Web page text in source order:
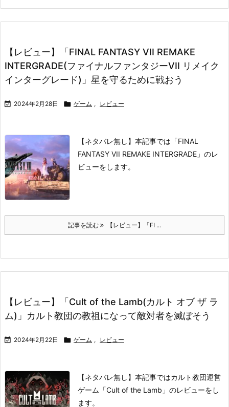
【レビュー】「FINAL FANTASY VII REMAKE
INTERGRADE(ファイナルファンタジーVII リメイク
インターグレード)」星を守るために戦おう
 2024年2月28日  ゲーム , レビュー
【ネタバレ無し】本記事では「FINAL
FANTASY VII REMAKE INTERGRADE」のレ
ビューをします。
記事を読む 【レビュー】「FI ...
【レビュー】「Cult of the Lamb(カルト オブ ザ ラ
ム)」カルト教団の教祖になって敵対者を滅ぼそう
 2024年2月22日  ゲーム , レビュー
【ネタバレ無し】本記事ではカルト教団運営
ゲーム「Cult of the Lamb」のレビューをし
ます。